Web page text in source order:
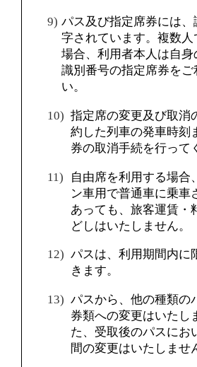
パス及び指定席券には、
字されています。複数人
場合、利用者本人は自身
識別番号の指定席券をご
い。
指定席の変更及び取消
約した列車の発車時刻
券の取消手続を行って
自由席を利用する場合
ン車用で普通車に乗車
あっても、旅客運賃・
どしはいたしません。
パスは、利用期間内に
きます。
パスから、他の種類の
券類への変更はいたし
た、受取後のパスにお
間の変更はいたしませ